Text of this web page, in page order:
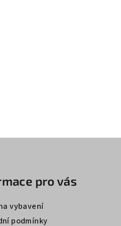
pro vás
vybavení
podmínky